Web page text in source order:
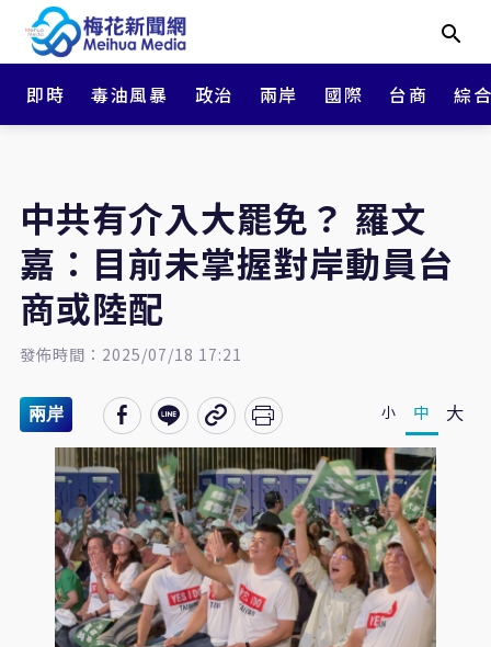
即時 毒油風暴 政治 兩岸 國際 台商 綜
中共有介入大罷免？ 羅文
嘉：目前未掌握對岸動員台
商或陸配
發佈時間：2025/07/18 17:21
兩岸 小 中 大